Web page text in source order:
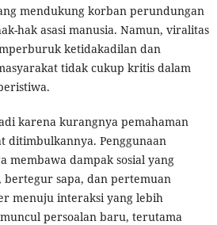
mendukung korban perundungan
hak asasi manusia. Namun, viralitas
ketidakadilan dan
tidak cukup kritis dalam
karena kurangnya pemahaman
ditimbulkannya. Penggunaan
membawa dampak sosial yang
bertegur sapa, dan pertemuan
menuju interaksi yang lebih
persoalan baru, terutama